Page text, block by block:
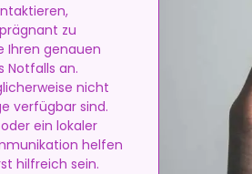
zu
Ihren genauen
Notfalls an.
nicht
verfügbar sind.
ein lokaler
helfen
hilfreich sein.